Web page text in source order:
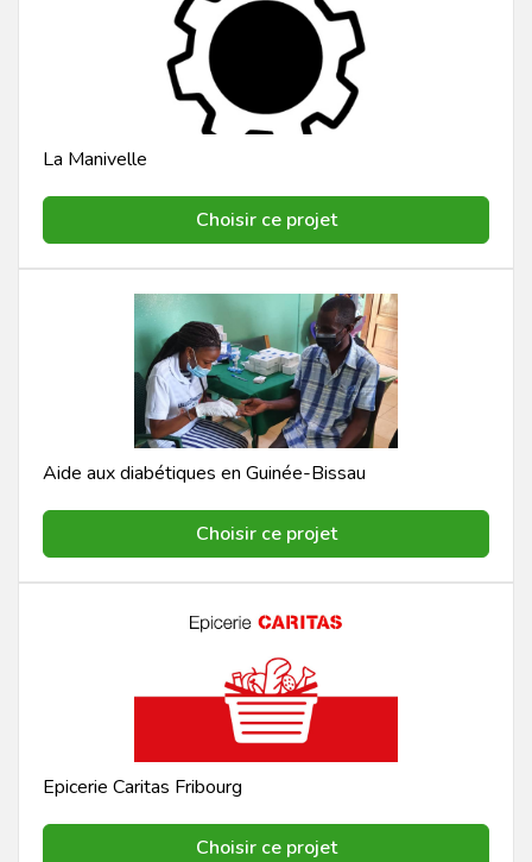
La Manivelle
Choisir ce projet
Aide aux diabétiques en Guinée-Bissau
Choisir ce projet
Epicerie Caritas Fribourg
Choisir ce projet